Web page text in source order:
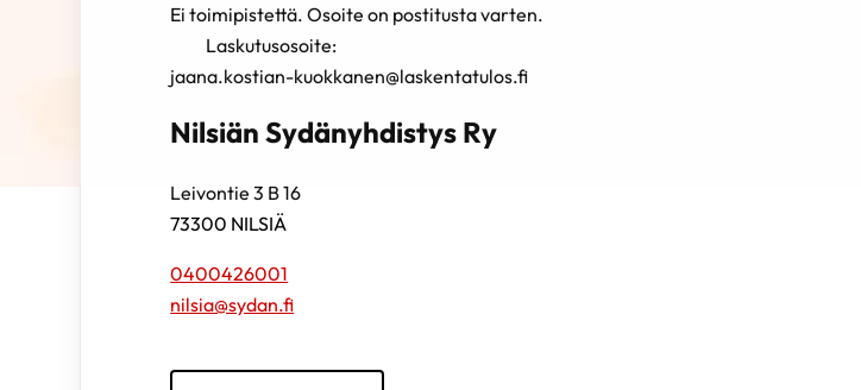
Ei toimipistettä. Osoite on postitusta varten.
Laskutusosoite:
jaana.kostian-kuokkanen@laskentatulos.fi
Nilsiän Sydänyhdistys Ry
Leivontie 3 B 16
73300 NILSIÄ
0400426001
nilsia@sydan.fi